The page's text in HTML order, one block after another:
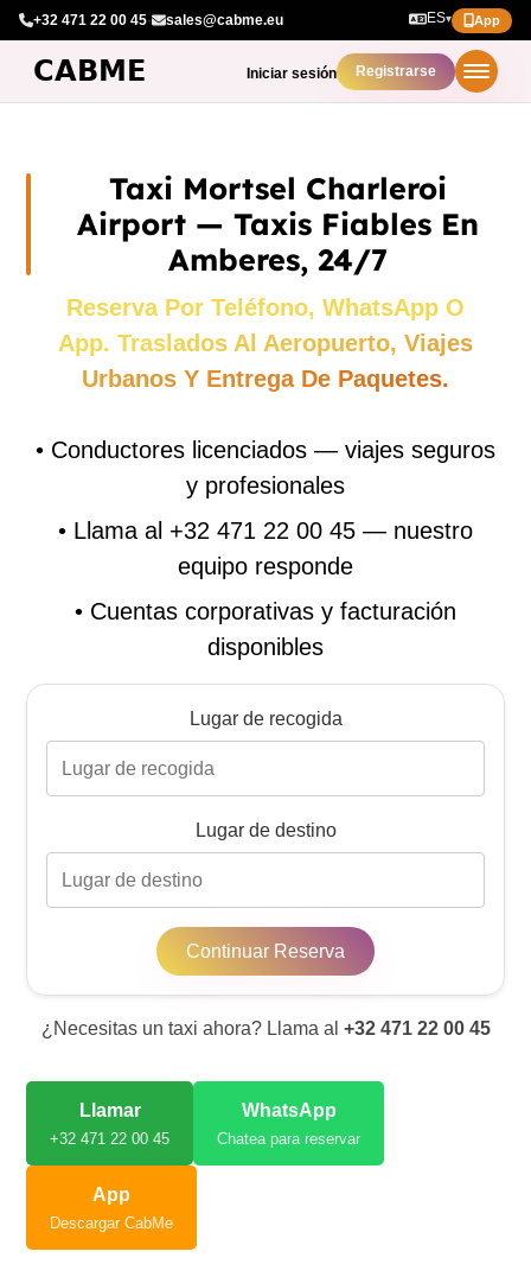
+32 471 22 00 45· sales@cabme.eu ES▾ App
Iniciar sesión Registrarse
Taxi Mortsel Charleroi
Airport — Taxis Fiables En
Amberes, 24/7
Reserva Por Teléfono, WhatsApp O
App. Traslados Al Aeropuerto, Viajes
Urbanos Y Entrega De Paquetes.
• Conductores licenciados — viajes seguros
y profesionales
• Llama al +32 471 22 00 45 — nuestro
equipo responde
• Cuentas corporativas y facturación
disponibles
Lugar de recogida
Lugar de destino
Continuar Reserva
¿Necesitas un taxi ahora? Llama al +32 471 22 00 45
Llamar
+32 471 22 00 45
WhatsApp
Chatea para reservar
App
Descargar CabMe